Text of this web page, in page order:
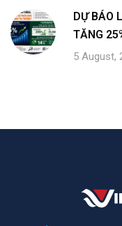
DỰ BÁO
TĂNG
5 August,